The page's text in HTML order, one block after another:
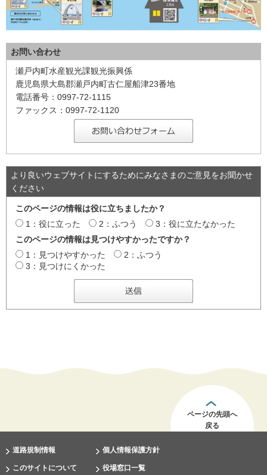
お問い合わせ
瀬戸内町水産観光課観光振興係
鹿児島県大島郡瀬戸内町古仁屋船津23番地
電話番号：0997-72-1115
ファックス：0997-72-1120
より良いウェブサイトにするためにみなさまのご意見をお聞かせ
ください
このページの情報は役に立ちましたか？
1：役に立った
2：ふつう
3：役に立たなかった
このページの情報は見つけやすかったですか？
1：見つけやすかった
2：ふつう
3：見つけにくかった
ページの先頭へ
戻る
道路規制情報 個人情報保護方針
このサイトについて 役場窓口一覧